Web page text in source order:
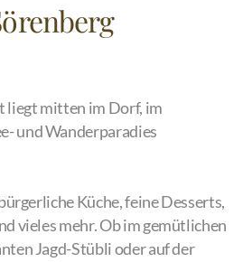
liegt mitten im Dorf, im
und Wanderparadies
Küche, feine Desserts,
vieles mehr. Ob im gemütlichen
Jagd-Stübli oder auf der